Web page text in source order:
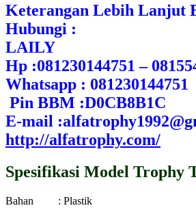
Keterangan Lebih Lanjut
Hubungi :
LAILY
Hp :081230144751 –
Whatsapp : 081230144751
Pin BBM :D0CB8B1C
E-mail
http://alfatrophy.com/
Spesifikasi Model Trophy
Bahan : Plastik